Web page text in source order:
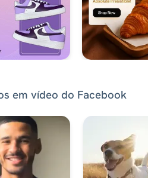
em vídeo do Facebook